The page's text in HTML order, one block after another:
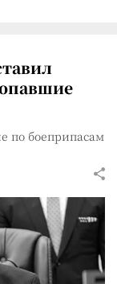
по боеприпасам